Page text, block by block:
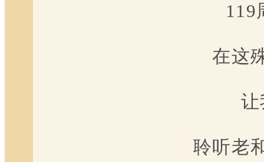
119
在这
聆听老